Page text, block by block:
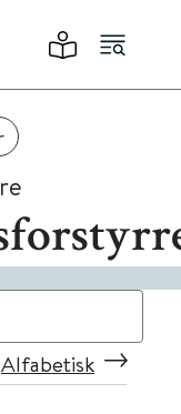
Alfabetisk